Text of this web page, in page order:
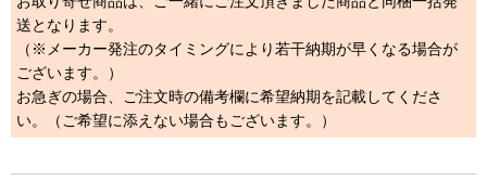
送となります。
（※メーカー発注のタイミングにより若干納期が早くなる場合が
ございます。）
お急ぎの場合、ご注文時の備考欄に希望納期を記載してくださ
い。（ご希望に添えない場合もございます。）